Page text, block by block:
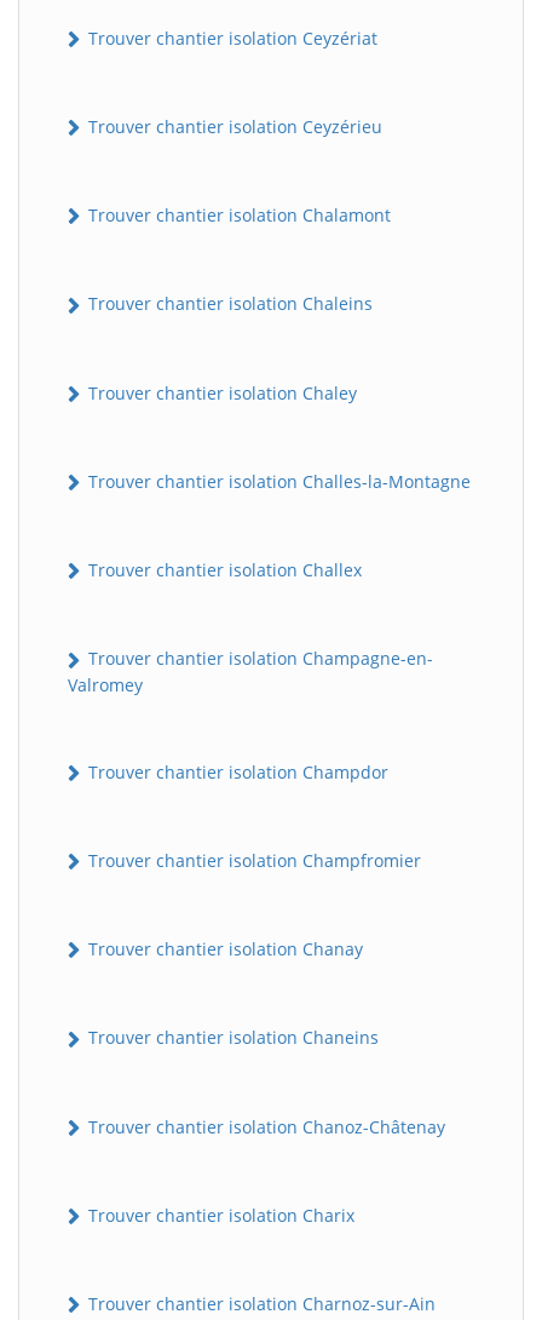
Trouver chantier isolation Ceyzériat
Trouver chantier isolation Ceyzérieu
Trouver chantier isolation Chalamont
Trouver chantier isolation Chaleins
Trouver chantier isolation Chaley
Trouver chantier isolation Challes-la-Montagne
Trouver chantier isolation Challex
Trouver chantier isolation Champagne-en-
Valromey
Trouver chantier isolation Champdor
Trouver chantier isolation Champfromier
Trouver chantier isolation Chanay
Trouver chantier isolation Chaneins
Trouver chantier isolation Chanoz-Châtenay
Trouver chantier isolation Charix
Trouver chantier isolation Charnoz-sur-Ain